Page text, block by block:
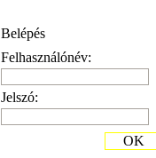
Belépés
Felhasználónév:
Jelszó:
OK